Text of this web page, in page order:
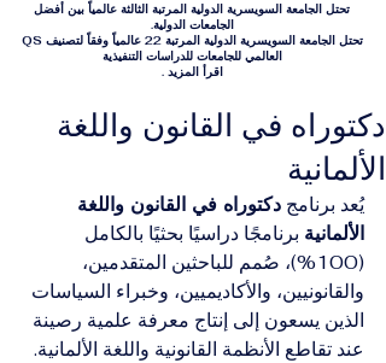
تحتل الجامعة السويسرية الدولية المرتبة الثالثة عالمياً بين أفضل
الجامعات الدولية.
تحتل الجامعة السويسرية الدولية المرتبة 22 عالمياً وفقاً لتصنيف QS
العالمي للجامعات للدراسات التنفيذية
اقرأ المزيد .
دكتوراه في القانون واللغة
الألمانية
يُعد برنامج دكتوراه في القانون واللغة
الألمانية برنامجًا دراسيًا بحثيًا بالكامل
(100%)، صُمم للباحثين المتقدمين،
والقانونيين، والأكاديميين، وخبراء السياسات
الذين يسعون إلى إنتاج معرفة علمية رصينة
عند تقاطع الأنظمة القانونية واللغة الألمانية.